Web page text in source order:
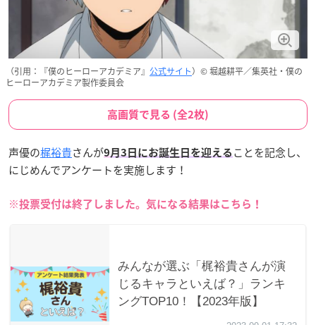
（引用：『僕のヒーローアカデミア』 公式サイト）© 堀越耕平／集英社・僕の
ヒーローアカデミア製作委員会
高画質で見る (全2枚)
声優の梶裕貴さんが9 月3日にお誕生日を迎える ことを記念し、
にじめんでアンケートを実施します！
※投票受付は終了しました。気になる結果はこちら！